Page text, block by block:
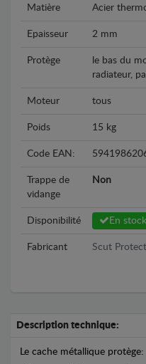
Matière Acier
Epaisseur 2 mm
Protège
le bas du
radiateur,
Moteur tous
Poids 15 kg
Code EAN:
Trappe de
vidange
Non
Disponibilité En stock
Fabricant Scut
Description technique:
Le cache métallique